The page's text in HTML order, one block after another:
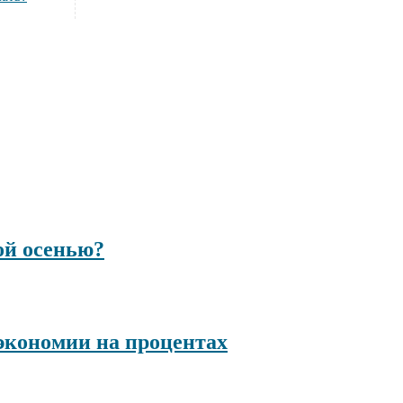
осенью?
на процентах